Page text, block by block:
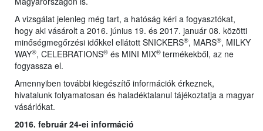
A vizsgálat jelenleg még tart, a hatóság kéri a fogyasztókat,
hogy aki vásárolt a 2016. június 19. és 2017. január 08. közötti
minőségmegőrzési időkkel ellátott SNICKERS®, MARS®, MILKY
WAY®, CELEBRATIONS® és MINI MIX® termékekből, az ne
fogyassza el.
Amennyiben további kiegészítő információk érkeznek,
hivatalunk folyamatosan és haladéktalanul tájékoztatja a magyar
vásárlókat.
2016. február 24-ei információ